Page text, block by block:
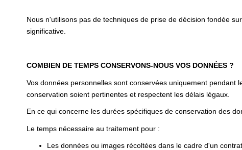
Nous n'utilisons pas de techniques de prise de décision fondée
significative.
COMBIEN DE TEMPS CONSERVONS-NOUS VOS DONNÉES ?
Vos données personnelles sont conservées uniquement
conservation soient pertinentes et respectent les délais légaux.
En ce qui concerne les durées spécifiques de conservation des
Le temps nécessaire au traitement pour :
Les données ou images récoltées dans le cadre d'un